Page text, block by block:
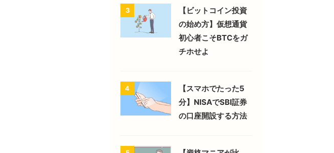
3
【ビットコイン投資
の始め方】仮想通貨
初心者こそBTCをガ
チホせよ
4
【スマホでたった5
分】NISAでSBI証券
の口座開設する方法